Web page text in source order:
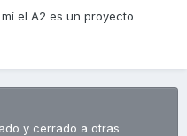
el A2 es un proyecto
y cerrado a otras